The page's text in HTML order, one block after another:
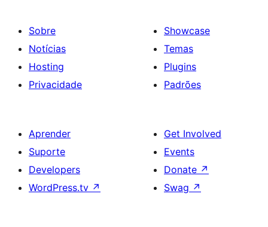
Sobre
Notícias
Hosting
Privacidade
Showcase
Temas
Plugins
Padrões
Aprender
Suporte
Developers
WordPress.tv ↗
Get Involved
Events
Donate ↗
Swag ↗